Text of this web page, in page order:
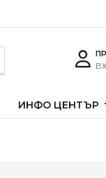
ИНФО ЦЕНТЪР